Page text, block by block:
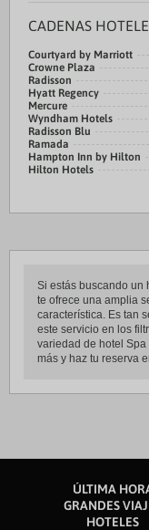
CADENAS
Courtyard by Marriott
Crowne Plaza
Radisson
Hyatt Regency
Mercure
Wyndham Hotels
Radisson Blu
Ramada
Hampton Inn by Hilton
Hilton Hotels
Si estás buscando un
te ofrece una amplia
característica. Es tan
este servicio en los
variedad de hotel
más y haz tu reserva
ÚLTIMA
GRANDES
HOTELES